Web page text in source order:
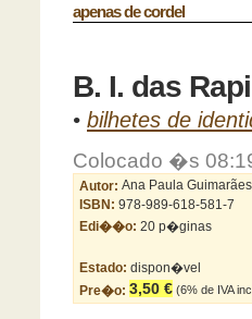
apenas de cordel
B. I. das
• bilhetes de
Colocado �s
Autor: Ana Paula Guimarães
ISBN: 978-989-618-581-7
Edi��o: 20 p�ginas
Estado: dispon�vel
Pre�o: 3,50 € (6% de IVA